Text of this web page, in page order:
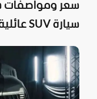
سيارة SUV عائلية تصل إلى السوق المصري